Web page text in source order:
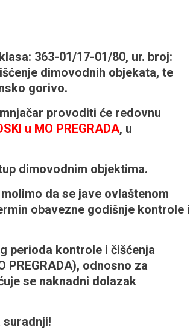
363-01/17-01/80, ur. broj:
dimovodnih objekata, te
gorivo.
provoditi će redovnu
u MO PREGRADA, u
dimovodnim objektima.
da se jave ovlaštenom
obavezne godišnje kontrole i
perioda kontrole i čišćenja
PREGRADA), odnosno za
se naknadni dolazak
suradnji!